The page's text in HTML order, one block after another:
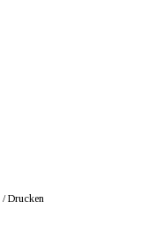
/Drucken